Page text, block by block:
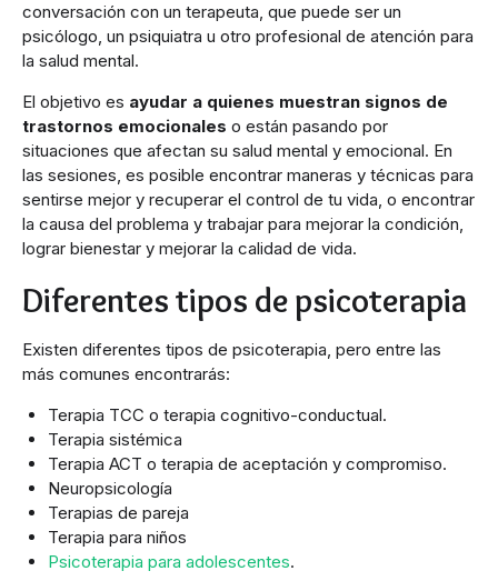
conversación con un terapeuta, que puede ser un
psicólogo, un psiquiatra u otro profesional de atención para
la salud mental.
El objetivo es ayudar a quienes muestran signos de
trastornos emocionales o están pasando por
situaciones que afectan su salud mental y emocional. En
las sesiones, es posible encontrar maneras y técnicas para
sentirse mejor y recuperar el control de tu vida, o encontrar
la causa del problema y trabajar para mejorar la condición,
lograr bienestar y mejorar la calidad de vida.
Diferentes tipos de psicoterapia
Existen diferentes tipos de psicoterapia, pero entre las
más comunes encontrarás:
Terapia TCC o terapia cognitivo-conductual.
Terapia sistémica
Terapia ACT o terapia de aceptación y compromiso.
Neuropsicología
Terapias de pareja
Terapia para niños
Psicoterapia para adolescentes.